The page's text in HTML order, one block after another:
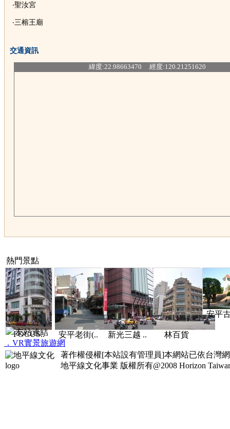
‧聖汝宮
‧三榕王廟
交通資訊
緯度:22.98663470 經度:120.21251620
熱門景點
FOCUS.. 安平老街(.. 新光三越 .. 林百貨
安平
友站連結
．VR實景旅遊網
著作權侵權[本站設有管理員]本網站已依台灣
地平線文化事業 版權所有@2008 Horizon